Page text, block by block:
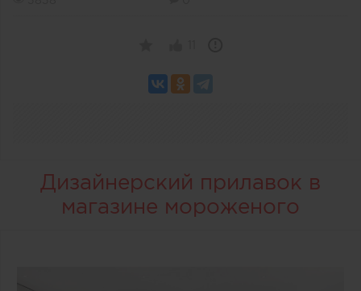
Дизайнерский прилавок в
магазине мороженого